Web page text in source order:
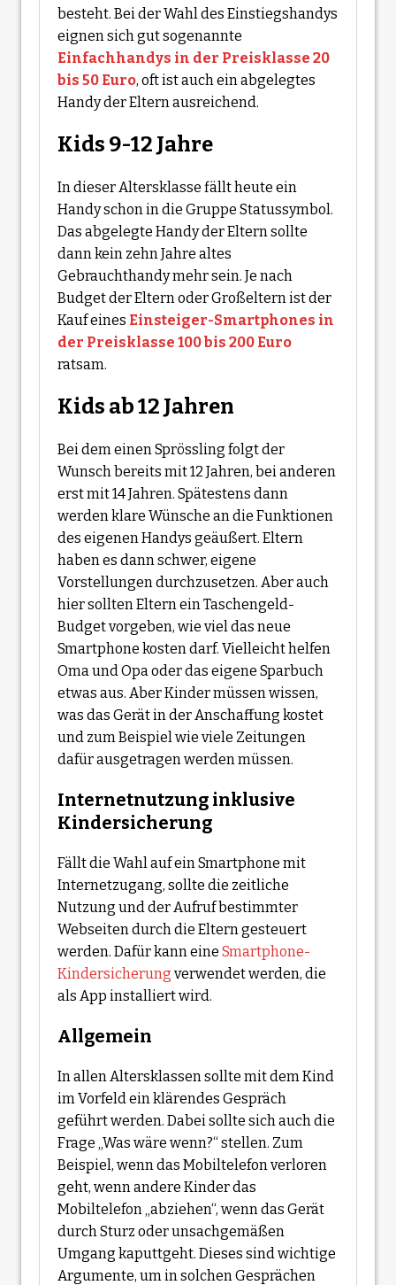
besteht. Bei der Wahl des Einstiegshandys
eignen sich gut sogenannte
Einfachhandys in der Preisklasse 20
bis 50 Euro, oft ist auch ein abgelegtes
Handy der Eltern ausreichend.
Kids 9-12 Jahre
In dieser Altersklasse fällt heute ein
Handy schon in die Gruppe Statussymbol.
Das abgelegte Handy der Eltern sollte
dann kein zehn Jahre altes
Gebrauchthandy mehr sein. Je nach
Budget der Eltern oder Großeltern ist der
Kauf eines Einsteiger-Smartphones in
der Preisklasse 100 bis 200 Euro
ratsam.
Kids ab 12 Jahren
Bei dem einen Sprössling folgt der
Wunsch bereits mit 12 Jahren, bei anderen
erst mit 14 Jahren. Spätestens dann
werden klare Wünsche an die Funktionen
des eigenen Handys geäußert. Eltern
haben es dann schwer, eigene
Vorstellungen durchzusetzen. Aber auch
hier sollten Eltern ein Taschengeld-
Budget vorgeben, wie viel das neue
Smartphone kosten darf. Vielleicht helfen
Oma und Opa oder das eigene Sparbuch
etwas aus. Aber Kinder müssen wissen,
was das Gerät in der Anschaffung kostet
und zum Beispiel wie viele Zeitungen
dafür ausgetragen werden müssen.
Internetnutzung inklusive
Kindersicherung
Fällt die Wahl auf ein Smartphone mit
Internetzugang, sollte die zeitliche
Nutzung und der Aufruf bestimmter
Webseiten durch die Eltern gesteuert
werden. Dafür kann eine Smartphone-
Kindersicherung verwendet werden, die
als App installiert wird.
Allgemein
In allen Altersklassen sollte mit dem Kind
im Vorfeld ein klärendes Gespräch
geführt werden. Dabei sollte sich auch die
Frage „Was wäre wenn?“ stellen. Zum
Beispiel, wenn das Mobiltelefon verloren
geht, wenn andere Kinder das
Mobiltelefon „abziehen“, wenn das Gerät
durch Sturz oder unsachgemäßen
Umgang kaputtgeht. Dieses sind wichtige
Argumente, um in solchen Gesprächen